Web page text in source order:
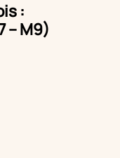
:
– M9)